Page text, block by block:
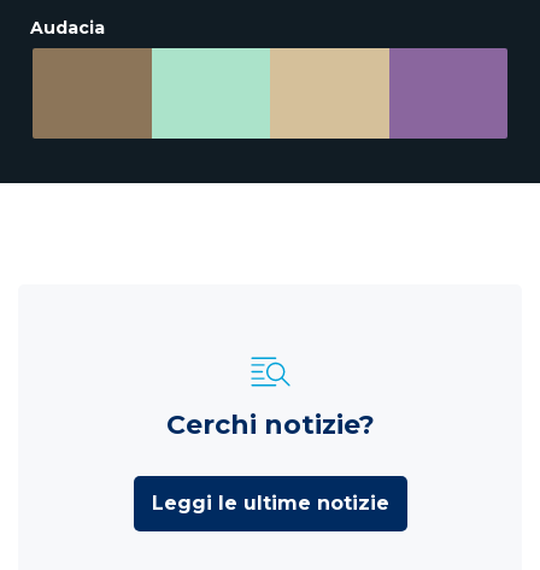
Audacia
Cerchi notizie?
Leggi le ultime notizie